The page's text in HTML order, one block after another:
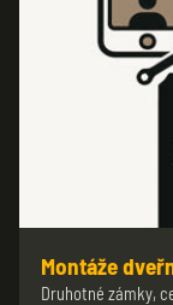
Montáže
Druhotné zámky,